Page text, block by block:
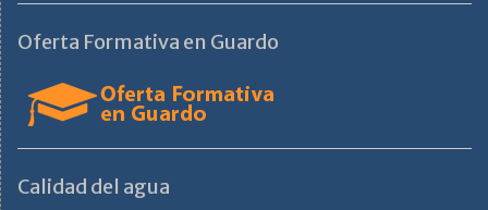
Oferta Formativa en Guardo
Calidad del agua